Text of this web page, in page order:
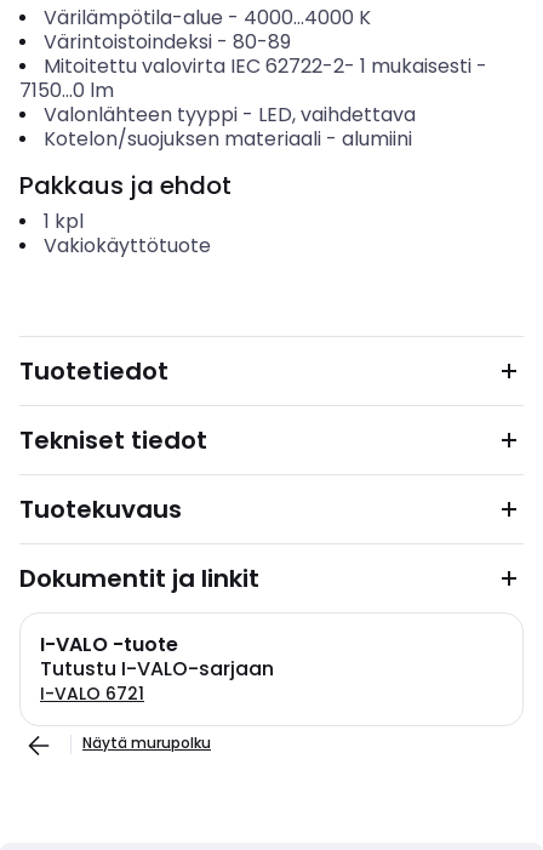
Värilämpötila-alue - 4000...4000 K
Värintoistoindeksi- 80-89
Mitoitettu valovirta IEC 62722-2- 1 mukaisesti-
7150...0 lm
Valonlähteen tyyppi- LED, vaihdettava
Kotelon/suojuksen materiaali- alumiini
Pakkaus ja ehdot
1 kpl
Vakiokäyttötuote
Tuotetiedot
Tekniset tiedot
Tuotekuvaus
Dokumentit ja linkit
I-VALO -tuote
Tutustu I-VALO-sarjaan
I-VALO 6721
Näytä murupolku